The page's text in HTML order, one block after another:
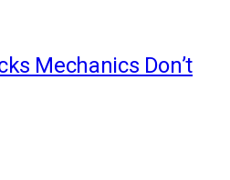
Mechanics Don’t